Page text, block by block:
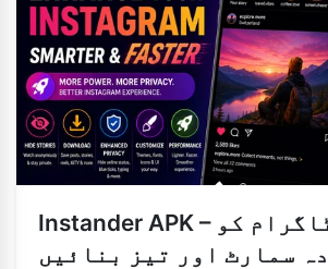
Instander APK – اپنے انسٹاگرام کو
سمارٹ اور تیز بنائیں